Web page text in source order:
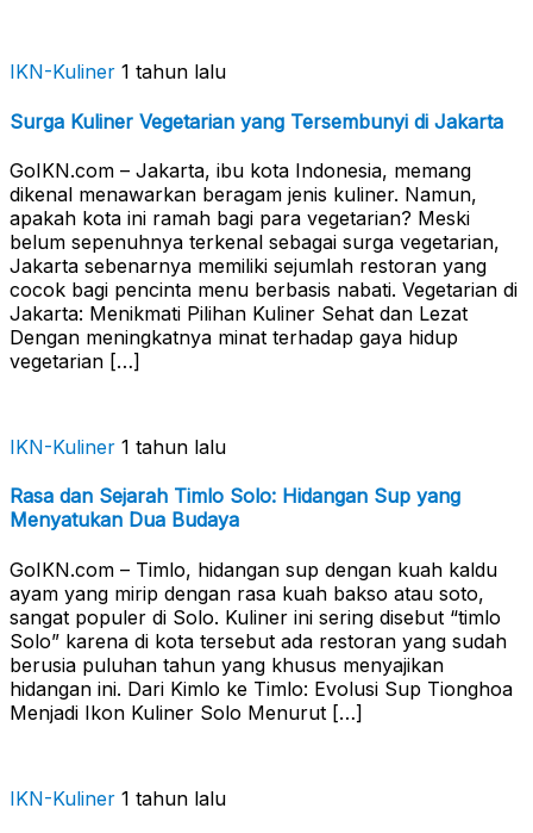
IKN-Kuliner 1 tahun lalu
Surga Kuliner Vegetarian yang Tersembunyi di Jakarta
GoIKN.com – Jakarta, ibu kota Indonesia, memang
dikenal menawarkan beragam jenis kuliner. Namun,
apakah kota ini ramah bagi para vegetarian? Meski
belum sepenuhnya terkenal sebagai surga vegetarian,
Jakarta sebenarnya memiliki sejumlah restoran yang
cocok bagi pencinta menu berbasis nabati. Vegetarian di
Jakarta: Menikmati Pilihan Kuliner Sehat dan Lezat
Dengan meningkatnya minat terhadap gaya hidup
vegetarian […]
IKN-Kuliner 1 tahun lalu
Rasa dan Sejarah Timlo Solo: Hidangan Sup yang
Menyatukan Dua Budaya
GoIKN.com – Timlo, hidangan sup dengan kuah kaldu
ayam yang mirip dengan rasa kuah bakso atau soto,
sangat populer di Solo. Kuliner ini sering disebut “timlo
Solo” karena di kota tersebut ada restoran yang sudah
berusia puluhan tahun yang khusus menyajikan
hidangan ini. Dari Kimlo ke Timlo: Evolusi Sup Tionghoa
Menjadi Ikon Kuliner Solo Menurut […]
IKN-Kuliner 1 tahun lalu